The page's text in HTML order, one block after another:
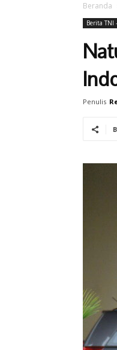
Beranda
Berita TNI
Penulis